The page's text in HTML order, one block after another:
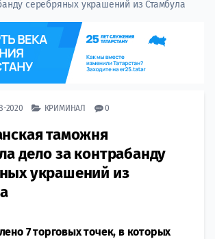
серебряных украшений из Стамбула
2020 КРИМИНАЛ 0
таможня
дело за контрабанду
украшений из
7 торговых точек, в которых